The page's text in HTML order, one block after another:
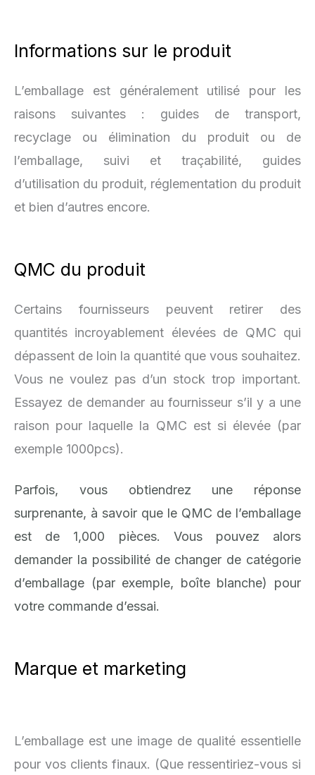
Informations sur le produit
L’emballage est généralement utilisé pour les
raisons suivantes : guides de transport,
recyclage ou élimination du produit ou de
l’emballage, suivi et traçabilité, guides
d’utilisation du produit, réglementation du produit
et bien d’autres encore.
QMC du produit
Certains fournisseurs peuvent retirer des
quantités incroyablement élevées de QMC qui
dépassent de loin la quantité que vous souhaitez.
Vous ne voulez pas d’un stock trop important.
Essayez de demander au fournisseur s’il y a une
raison pour laquelle la QMC est si élevée (par
exemple 1000pcs).
Parfois, vous obtiendrez une réponse
surprenante, à savoir que le QMC de l’emballage
est de 1,000 pièces. Vous pouvez alors
demander la possibilité de changer de catégorie
d’emballage (par exemple, boîte blanche) pour
votre commande d’essai.
Marque et marketing
L’emballage est une image de qualité essentielle
pour vos clients finaux. (Que ressentiriez-vous si